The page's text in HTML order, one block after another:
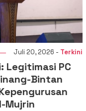
Juli 20, 2026 - Terkini
Legitimasi PC
Bintan
Mujrin